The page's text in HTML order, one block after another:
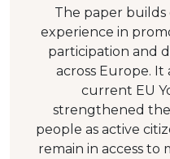
The paper builds
experience in
participation and
across Europe.
current EU
strengthened
people as active
remain in access to